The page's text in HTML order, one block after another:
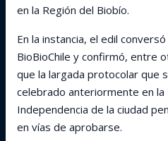
en la Región del Biobío.
En la instancia, el edil conversó
BioBioChile y confirmó, entre
que la largada protocolar que
celebrado anteriormente en la
Independencia de la ciudad
en vías de aprobarse.